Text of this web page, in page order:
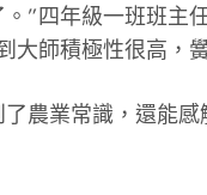
”四年級一班班
師積極性很高
農業常識，還能